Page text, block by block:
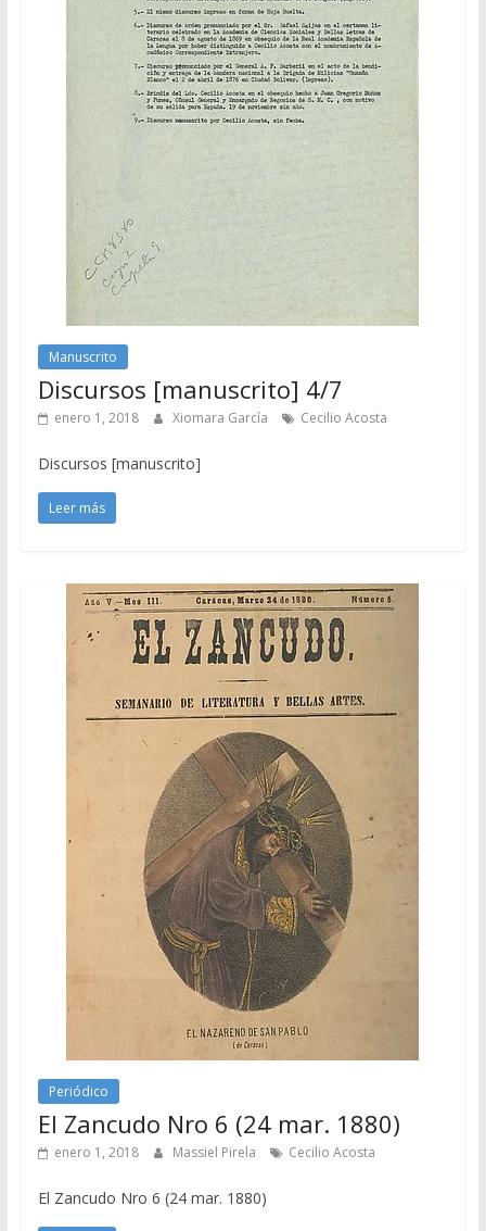
Manuscrito
Discursos [manuscrito] 4/7
enero 1, 2018 Xiomara García Cecilio Acosta
Discursos [manuscrito]
Leer más
Periódico
El Zancudo Nro 6 (24 mar. 1880)
enero 1, 2018 Massiel Pirela Cecilio Acosta
El Zancudo Nro 6 (24 mar. 1880)